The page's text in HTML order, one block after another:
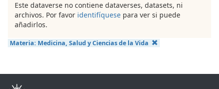
Este dataverse no contiene dataverses, datasets, ni
archivos. Por favor identifíquese para ver si puede
añadirlos.
Materia: Medicina, Salud y Ciencias de la Vida